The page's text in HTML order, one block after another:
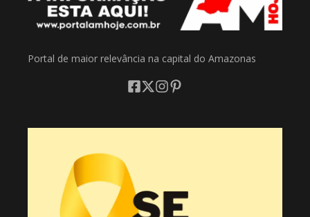
Portal de maior relevância na capital do Amazonas